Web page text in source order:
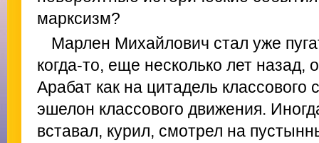
марксизм?
Марлен Михайлович стал уже
когда-то, еще несколько лет назад,
Арабат как на цитадель классового
эшелон классового движения.
вставал, курил, смотрел на